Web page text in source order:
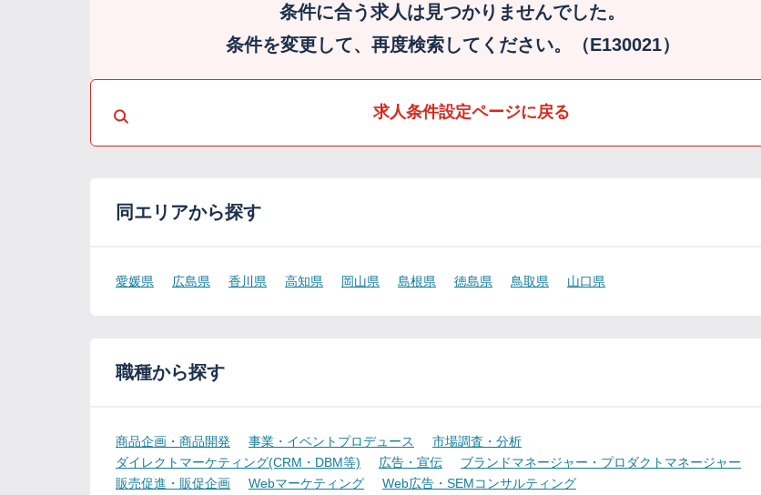
条件に合う求人は見つかりませんでした。
条件を変更して、再度検索してください。（E130021）
求人条件設定ページに戻る
同エリアから探す
愛媛県 広島県 香川県 高知県 岡山県 島根県 徳島県 鳥取県 山口県
職種から探す
商品企画・商品開発 事業・イベントプロデュース
市場調査・分析
ダイレクトマーケティング(CRM・DBM等)
広告・宣伝
ブランドマネージャー・プロダクトマネージャー
販売促進・販促企画
Webマーケティング
Web広告・SEMコンサルティング